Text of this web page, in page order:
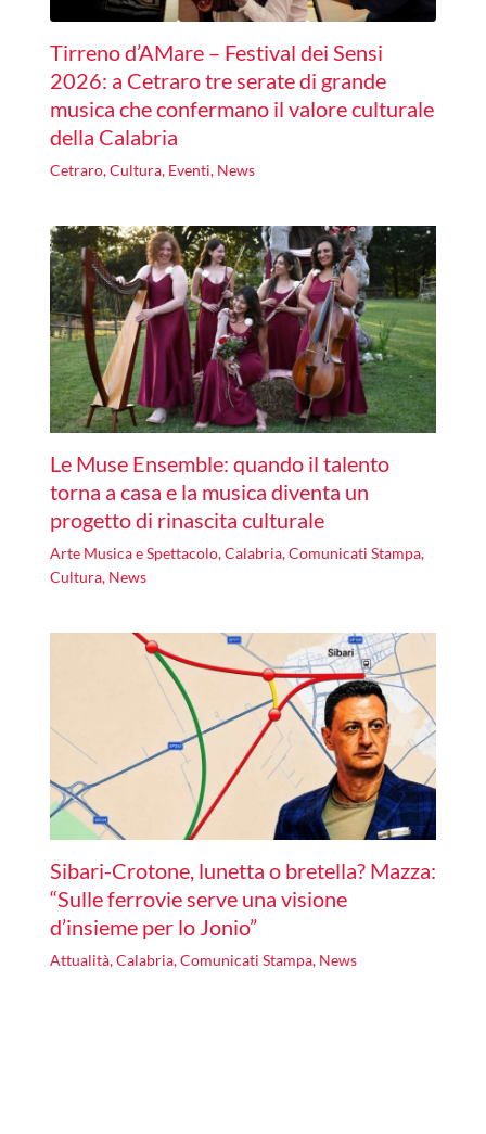
Tirreno d’AMare – Festival dei Sensi
2026: a Cetraro tre serate di grande
musica che confermano il valore culturale
della Calabria
Cetraro,Cultura, Eventi, News
Le Muse Ensemble: quando il talento
torna a casa e la musica diventa un
progetto di rinascita culturale
Arte Musica e Spettacolo,Calabria,Comunicati Stampa,
Cultura, News
Sibari-Crotone, lunetta o bretella? Mazza:
“Sulle ferrovie serve una visione
d’insieme per lo Jonio”
Attualità,Calabria,Comunicati Stampa, News